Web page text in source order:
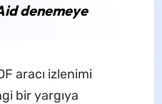
denemeye
aracı izlenimi
bir yargıya